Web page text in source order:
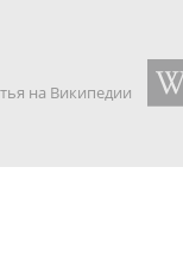
на Википедии